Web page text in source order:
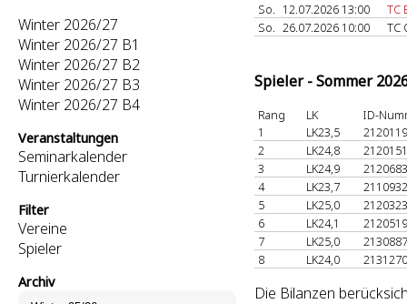
Winter 2026/27
Winter 2026/27 B1
Winter 2026/27 B2
Winter 2026/27 B3
Winter 2026/27 B4
Veranstaltungen
Seminarkalender
Turnierkalender
Filter
Vereine
Spieler
Archiv
So. 12.07.2026 13:00
TC
So. 26.07.2026 10:00 TC
Spieler - Sommer
Rang LK
ID-
1
LK23,5
2
LK24,8
3
LK24,9
4
LK23,7
5
LK25,0
6
LK24,1
7
LK25,0
8
LK24,0
Die Bilanzen